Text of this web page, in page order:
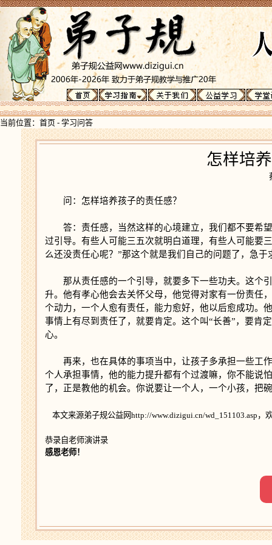
当前位置： 首页 - 学习问答
怎样培
问：怎样培养孩子的责任感？
答：责任感，当然这样的心境建立，我们都不要希
过引导。有些人可能三五次就明白道理，有些人可能要
么还没责任心呢？”那这个就是我们自己的问题了，急于
那从责任感的一个引导，就要多下一些功夫。这个
升。他有孝心他会去关怀父母，他觉得对家有一份责任
个动力，一个人愈有责任，能力愈好，他以后愈成功。
事情上有尽到责任了，就要肯定。这个叫“长善”，要肯
心。
再来，也在具体的事项当中，让孩子多承担一些工
个人承担事情，他的能力提升都有个过渡嘛，你不能说
了，正是教他的机会。你说要让一个人，一个小孩，把
本文来源弟子规公益网http://www.dizigui.cn/wd_151103.asp，
恭录自老师演讲录
感恩老师！